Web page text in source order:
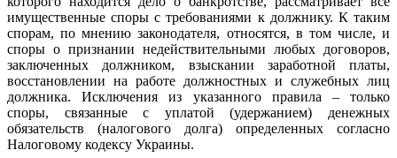
имущественные споры с требованиями к должнику. К таким
спорам, по мнению законодателя, относятся, в том числе, и
споры о признании недействительными любых договоров,
заключенных должником, взыскании заработной платы,
восстановлении на работе должностных и служебных лиц
должника. Исключения из указанного правила – только
споры, связанные с уплатой (удержанием) денежных
обязательств (налогового долга) определенных согласно
Налоговому кодексу Украины.